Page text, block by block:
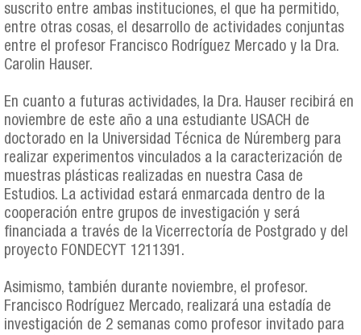
suscrito entre ambas instituciones, el que ha permitido,
entre otras cosas, el desarrollo de actividades conjuntas
entre el profesor Francisco Rodríguez Mercado y la Dra.
Carolin Hauser.
En cuanto a futuras actividades, la Dra. Hauser recibirá en
noviembre de este año a una estudiante USACH de
doctorado en la Universidad Técnica de Núremberg para
realizar experimentos vinculados a la caracterización de
muestras plásticas realizadas en nuestra Casa de
Estudios. La actividad estará enmarcada dentro de la
cooperación entre grupos de investigación y será
financiada a través de la Vicerrectoría de Postgrado y del
proyecto FONDECYT 1211391.
Asimismo, también durante noviembre, el profesor.
Francisco Rodríguez Mercado, realizará una estadía de
investigación de 2 semanas como profesor invitado para